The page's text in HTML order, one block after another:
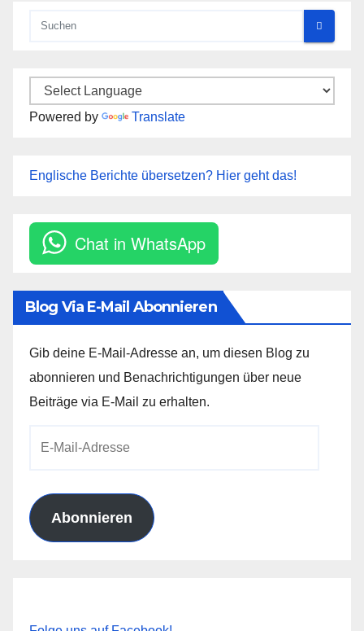
Powered by Translate
Englische Berichte übersetzen? Hier geht das!
Chat in WhatsApp
Blog Via E-Mail Abonnieren
Gib deine E-Mail-Adresse an, um diesen Blog zu
abonnieren und Benachrichtigungen über neue
Beiträge via E-Mail zu erhalten.
Abonnieren